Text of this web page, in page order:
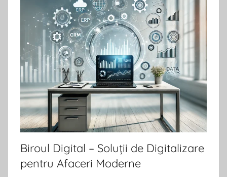
Afla
acum
tot
ce
te
intereseaza.
Advertoriale,
Online,
Comunicate
Presa,
Promovare
Afaceri
Articole
SEO.Biroul Digital – Soluții de Digitalizare
pentru Afaceri Moderne